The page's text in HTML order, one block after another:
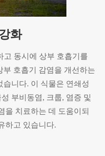
화
고 동시에 상부 호흡기를
호흡기 감염을 개선하는
니다. 이 식물은 연쇄성
부비동염, 크룹, 염증 및
을 치료하는 데 도움이되
하고 있습니다.